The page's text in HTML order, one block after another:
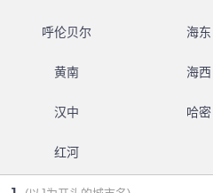
呼伦贝尔 海东
黄南 海西
汉中 哈密
红河